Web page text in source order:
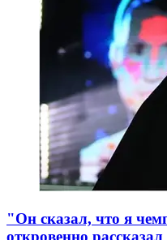
"Он сказал, что я
откровенно